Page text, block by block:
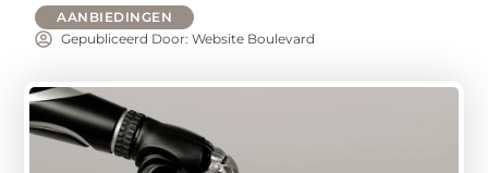
AANBIEDINGEN
Gepubliceerd Door: Website Boulevard